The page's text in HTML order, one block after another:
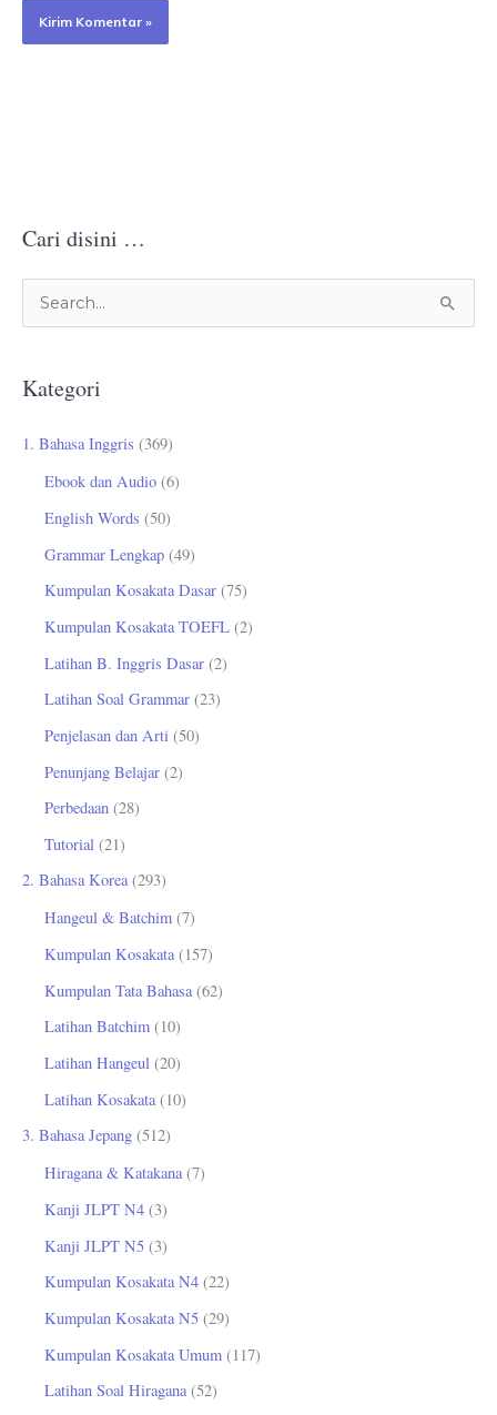
Cari disini …
i
u
Kategori
1. Bahasa Inggris (369)
Ebook dan Audio (6)
English Words (50)
Grammar Lengkap (49)
Kumpulan Kosakata Dasar (75)
Kumpulan Kosakata TOEFL (2)
Latihan B. Inggris Dasar (2)
Latihan Soal Grammar (23)
Penjelasan dan Arti (50)
Penunjang Belajar (2)
Perbedaan (28)
Tutorial (21)
2. Bahasa Korea(293)
Hangeul & Batchim (7)
Kumpulan Kosakata(157)
Kumpulan Tata Bahasa (62)
Latihan Batchim (10)
Latihan Hangeul (20)
Latihan Kosakata (10)
3. Bahasa Jepang (512)
Hiragana & Katakana(7)
Kanji JLPT N4 (3)
Kanji JLPT N5 (3)
Kumpulan Kosakata N4 (22)
Kumpulan Kosakata N5 (29)
Kumpulan Kosakata Umum (117)
Latihan Soal Hiragana(52)